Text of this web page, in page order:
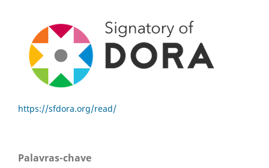
https://sfdora.org/read/
Palavras-chave